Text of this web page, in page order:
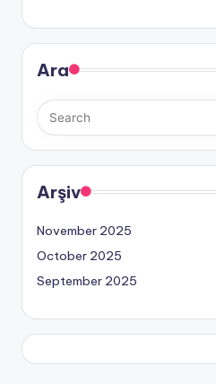
Ara
Arşiv
November 2025
October 2025
September 2025